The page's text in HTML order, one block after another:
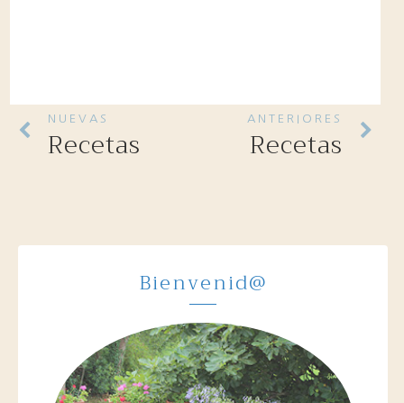
NUEVAS
Recetas
ANTERIORES
Recetas
Bienvenid@